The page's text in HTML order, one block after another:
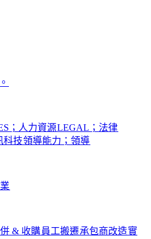
；人力資源​​LEGAL；法律​​
科技​​領導能力；領導​​
& 收購​​員工搬遷​​承包商改造​​實